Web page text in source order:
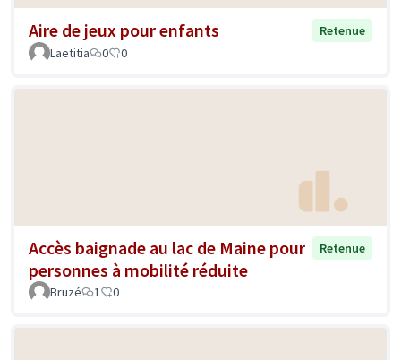
Aire de jeux pour enfants
Retenue
Laetitia
0 0
Accès baignade au lac de Maine pour
personnes à mobilité réduite
Retenue
Bruzé 1 0